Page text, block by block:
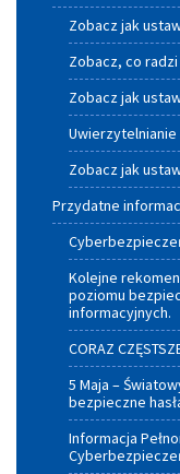
Zobacz jak
Zobacz, co
Zobacz jak
Zobacz jak
Przydatne
Kolejne
poziomu
informacyjnych.
CORAZ
5 Maja –
bezpieczne
Informacja